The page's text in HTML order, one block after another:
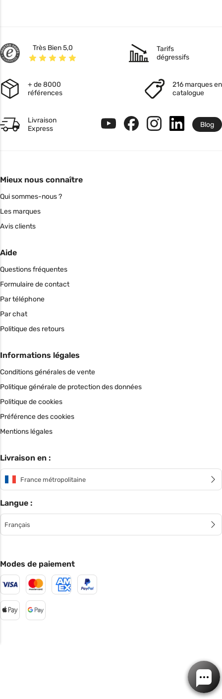
Très Bien 5,0
Tarifs
dégressifs
+ de 8000
références
216 marques en
catalogue
Livraison
Express
Blog
Mieux nous connaître
Qui sommes-nous ?
Les marques
Avis clients
Aide
Questions fréquentes
Formulaire de contact
Par téléphone
Par chat
Politique des retours
Informations légales
Conditions générales de vente
Politique générale de protection des données
Politique de cookies
Préférence des cookies
Mentions légales
Livraison en :
France métropolitaine
Langue :
Français
Modes de paiement